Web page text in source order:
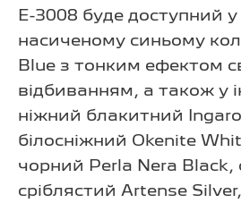
E-3008 буде доступний
насиченому синьому
Blue з тонким ефектом
відбиванням, а також у
ніжний блакитний
білосніжний Okenite
чорний Perla Nera Black,
сріблястий Artense